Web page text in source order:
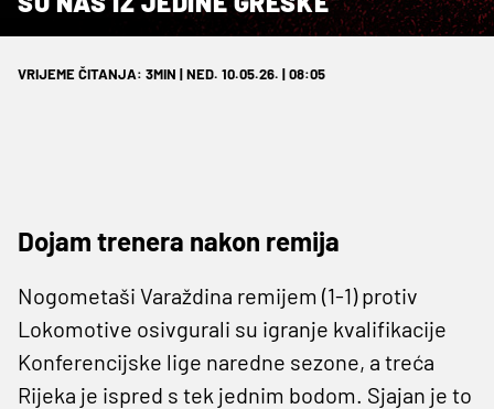
VRIJEME ČITANJA: 3MIN | NED. 10.05.26. | 08:05
Dojam trenera nakon remija
Nogometaši Varaždina remijem (1-1) protiv
Lokomotive osivgurali su igranje kvalifikacije
Konferencijske lige naredne sezone, a treća
Rijeka je ispred s tek jednim bodom. Sjajan je to